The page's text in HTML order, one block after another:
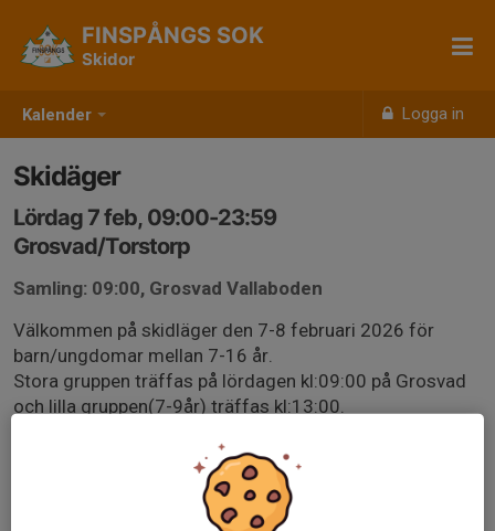
Kalender Logga in
FINSPÅNGS SOK
Skidor
Skidäger
Lördag 7 feb, 09:00-23:59
Grosvad/Torstorp
Samling: 09:00, Grosvad Vallaboden
Välkommen på skidläger den 7-8 februari 2026 för
barn/ungdomar mellan 7-16 år.
Stora gruppen träffas på lördagen kl:09:00 på Grosvad
och lilla gruppen(7-9år) träffas kl:13:00.
Klubben kommer stå för förtäring under helgen.
Upplägg och vidare information skickas ut via mail till de
som tackat ja i kallelse.